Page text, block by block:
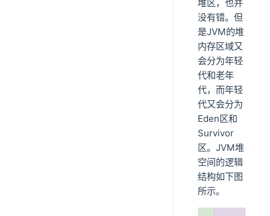
堆区，也并
没有错。但
是JVM的堆
内存区域又
会分为年轻
代和老年
代，而年轻
代又会分为
Eden区和
Survivor
区。JVM堆
空间的逻辑
结构如下图
所示。